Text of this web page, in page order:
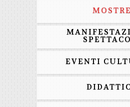
MOSTRE
EVENTI